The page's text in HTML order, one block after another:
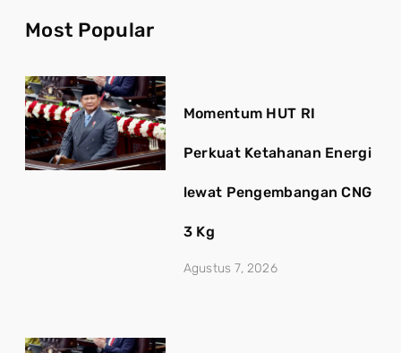
Most Popular
Momentum HUT RI
Perkuat Ketahanan Energi
lewat Pengembangan CNG
3 Kg
Agustus 7, 2026